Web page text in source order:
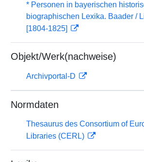
* Personen in bayerischen
biographischen Lexika. Baader /
[1804-1825]
Objekt/Werk(nachweise)
Archivportal-D
Normdaten
Thesaurus des Consortium of
Libraries (CERL)